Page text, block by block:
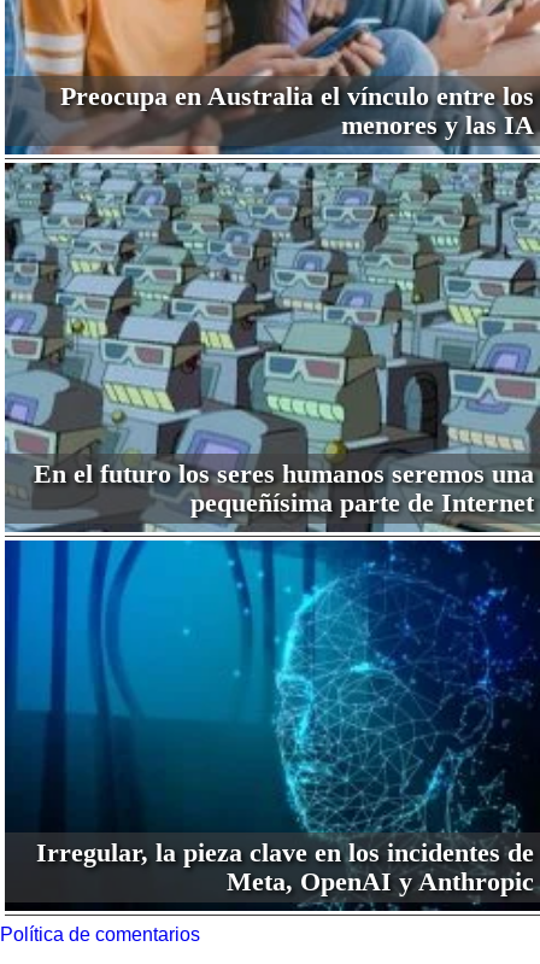
Preocupa en Australia el vínculo entre los
menores y las IA
En el futuro los seres humanos seremos una
pequeñísima parte de Internet
Irregular, la pieza clave en los incidentes de
Meta, OpenAI y Anthropic
Política de comentarios